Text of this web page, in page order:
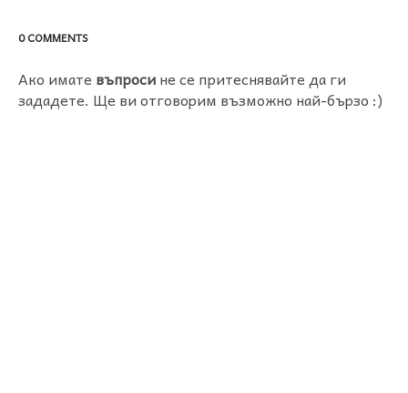
0 COMMENTS
Ако имате въпросине се притеснявайте да ги
зададете. Ще ви отговорим възможно най-бързо :)